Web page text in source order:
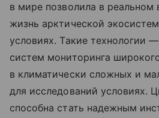
в мире позволила в реальном
жизнь арктической
условиях. Такие технологии
систем мониторинга
в климатически сложных и
для исследований условиях.
способна стать надежным